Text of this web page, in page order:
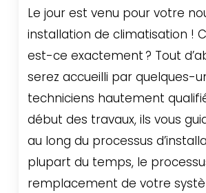
Le jour est venu pour votre
installation de climatisation !
est-ce exactement ? Tout
serez accueilli par quelques-
techniciens hautement
début des travaux, ils vous
au long du processus
plupart du temps, le
remplacement de votre